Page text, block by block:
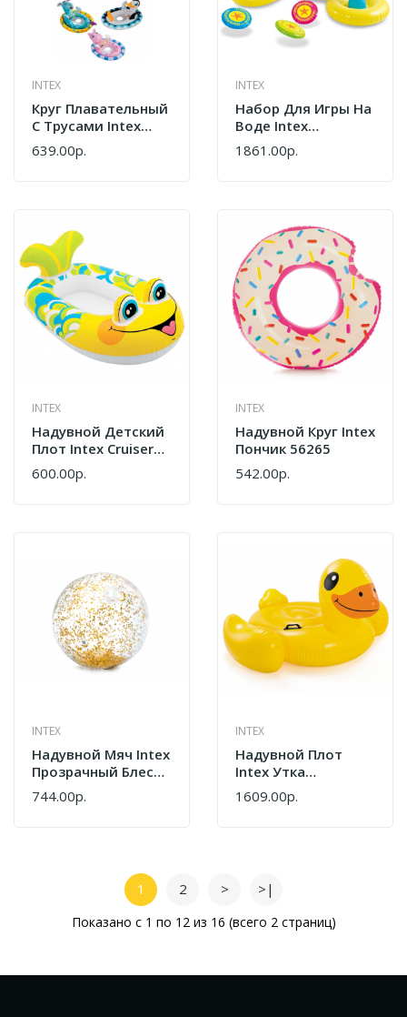
INTEX
Круг Плавательный
С Трусами Intex
59570NP
639.00р.
INTEX
Набор Для Игры На
Воде Intex
Летающие Тарелки
57510
1861.00р.
INTEX
Надувной Детский
Плот Intex Cruisers
119*114 См 59380
600.00р.
INTEX
Надувной Круг Intex
Пончик 56265
542.00р.
INTEX
Надувной Мяч Intex
Прозрачный Блеск
71 См 58070
744.00р.
INTEX
Надувной Плот
Intex Утка
147х147х81 См
57556
1609.00р.
1 2 > >|
Показано с 1 по 12 из 16 (всего 2 страниц)